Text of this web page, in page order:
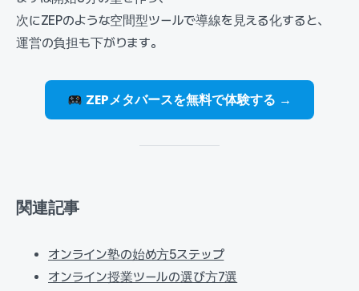
次にZEPのような空間型ツールで導線を見える化すると、
運営の負担も下がります。
ZEPメタバースを無料で体験する →
関連記事
オンライン塾の始め方5ステップ
オンライン授業ツールの選び方7選